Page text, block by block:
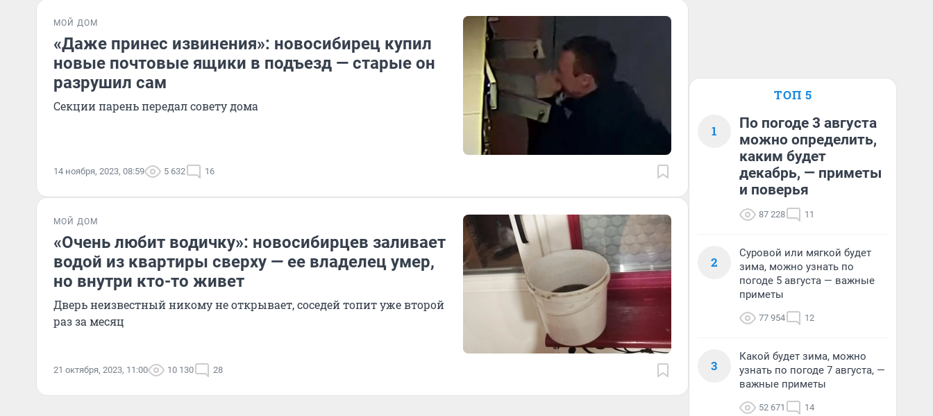
МОЙ ДОМ
«Даже принес извинения»: новосибирец купил
новые почтовые ящики в подъезд — старые он
разрушил сам
Секции парень передал совету дома
14 ноября, 2023, 08:59 5 632 16
МОЙ ДОМ
«Очень любит водичку»: новосибирцев заливает
водой из квартиры сверху — ее владелец умер,
но внутри кто-то живет
Дверь неизвестный никому не открывает, соседей топит уже второй
раз за месяц
21 октября, 2023, 11:00 10 130 28
ТОП 5
1
По погоде 3 августа
можно определить,
каким будет
декабрь, — приметы
и поверья
87 228 11
2
Суровой или мягкой будет
зима, можно узнать по
погоде 5 августа — важные
приметы
77 954 12
3
Какой будет зима, можно
узнать по погоде 7 августа, —
важные приметы
52 671 14